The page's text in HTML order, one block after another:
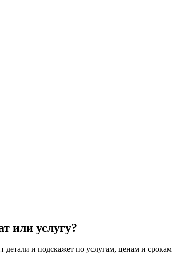
или услугу?
детали и подскажет по услугам, ценам и срокам